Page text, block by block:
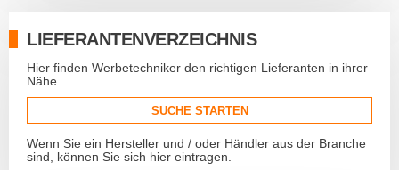
LIEFERANTENVERZEICHNIS
Hier finden Werbetechniker den richtigen Lieferanten in ihrer
Nähe.
SUCHE STARTEN
Wenn Sie ein Hersteller und / oder Händler aus der Branche
sind, können Sie sich hier eintragen.